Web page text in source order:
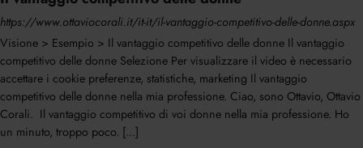
https://www.ottaviocorali.it/it-it/il-vantaggio-competitivo-delle-donne.aspx
Visione > Esempio > Il vantaggio competitivo delle donne Il vantaggio
competitivo delle donne Selezione Per visualizzare il video è necessario
accettare i cookie preferenze, statistiche, marketing Il vantaggio
competitivo delle donne nella mia professione. Ciao, sono Ottavio, Ottavio
Corali. Il vantaggio competitivo di voi donne nella mia professione. Ho
un minuto, troppo poco. [...]